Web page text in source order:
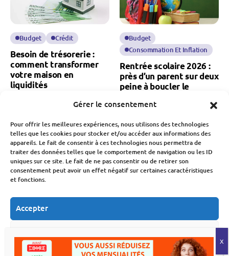
Gérer le consentement
Pour offrir les meilleures expériences, nous utilisons des technologies
telles que les cookies pour stocker et/ou accéder aux informations des
appareils. Le fait de consentir à ces technologies nous permettra de
traiter des données telles que le comportement de navigation ou les ID
uniques sur ce site. Le fait de ne pas consentir ou de retirer son
consentement peut avoir un effet négatif sur certaines caractéristiques
et fonctions.
Accepter
Voir les préférences
Budget Crédit
Besoin de trésorerie :
comment transformer
votre maison en
liquidités
Budget
Consommation Et Inflation
Rentrée scolaire 2026 :
près d’un parent sur deux
peine à boucler le
8 Août 2026
Banque Et Néo-Banque
Société
Présidentielle 2027 : le
Crédit Mutuel refuse de
Natalité en France : une
inquiète pour notre
économie